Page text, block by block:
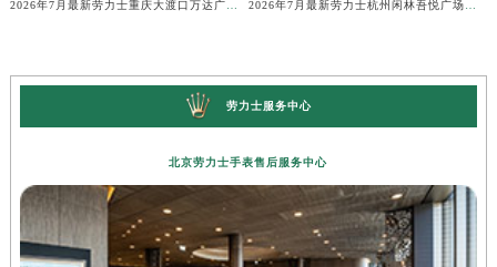
劳力士服务中心
北京劳力士手表售后服务中心